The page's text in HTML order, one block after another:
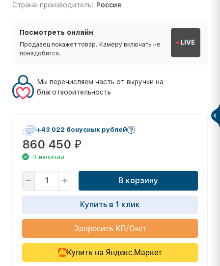
Страна-производитель: Россия
Посмотреть онлайн
Продавец покажет товар. Камеру включать не
понадобится.
LIVE
Мы перечисляем часть от выручки на
благотворительность
+43 022 бонусных рублей
860 450 ₽
В наличии
В корзину
Купить в 1 клик
Запросить КП/Счет
Купить на Яндекс.Маркет